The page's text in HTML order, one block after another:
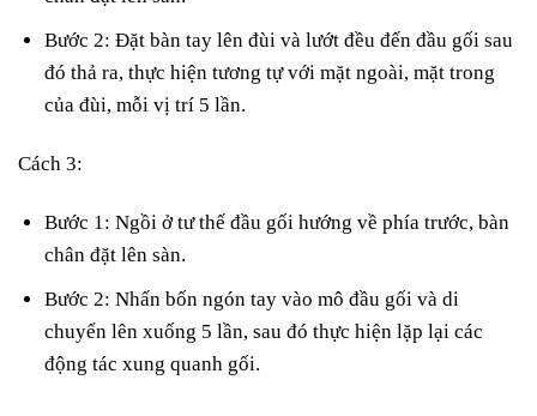
Bước 2: Đặt bàn tay lên đùi và lướt đều đến đầu gối sau
đó thả ra, thực hiện tương tự với mặt ngoài, mặt trong
của đùi, mỗi vị trí 5 lần.
Cách 3:
Bước 1: Ngồi ở tư thế đầu gối hướng về phía trước, bàn
chân đặt lên sàn.
Bước 2: Nhấn bốn ngón tay vào mô đầu gối và di
chuyển lên xuống 5 lần, sau đó thực hiện lặp lại các
động tác xung quanh gối.